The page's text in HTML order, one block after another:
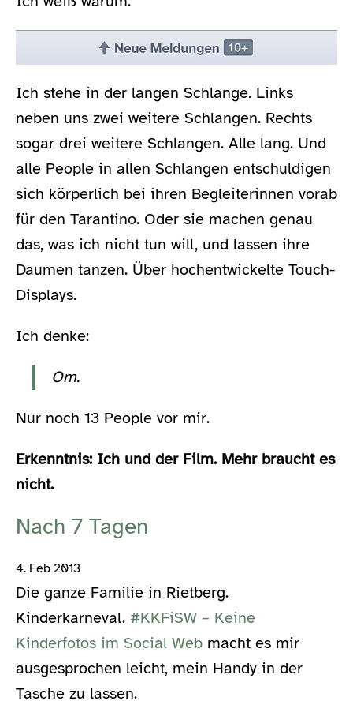
Ich stehe in der langen Schlange. Links
neben uns zwei weitere Schlangen. Rechts
sogar drei weitere Schlangen. Alle lang. Und
alle People in allen Schlangen entschuldigen
sich körperlich bei ihren Begleiterinnen vorab
für den Tarantino. Oder sie machen genau
das, was ich nicht tun will, und lassen ihre
Daumen tanzen. Über hochentwickelte Touch-
Displays.
Ich denke:
Om.
Nur noch 13 People vor mir.
Erkenntnis: Ich und der Film. Mehr braucht es
nicht.
Nach 7 Tagen
4. Feb 2013
Die ganze Familie in Rietberg.
Kinderkarneval. #KKFiSW – Keine
Kinderfotos im Social Web macht es mir
ausgesprochen leicht, mein Handy in der
Tasche zu lassen.